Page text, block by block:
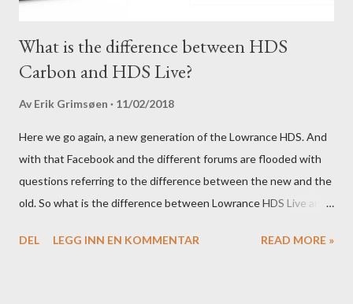
What is the difference between HDS
Carbon and HDS Live?
Av Erik Grimsøen 11/02/2018
Here we go again, a new generation of the Lowrance HDS. And
with that Facebook and the different forums are flooded with
questions referring to the difference between the new and the
old. So what is the difference between Lowrance HDS Live and
DEL
LEGG INN EN KOMMENTAR READ MORE »